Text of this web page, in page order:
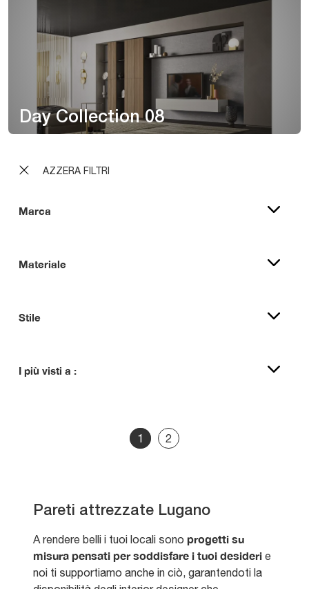
AZZERA FILTRI
Marca
Materiale
Stile
I più visti a :
Day Collection 08
1 2
Pareti attrezzate Lugano
A rendere belli i tuoi locali sono progetti su
misura pensati per soddisfare i tuoi desideri e
noi ti supportiamo anche in ciò, garantendoti la